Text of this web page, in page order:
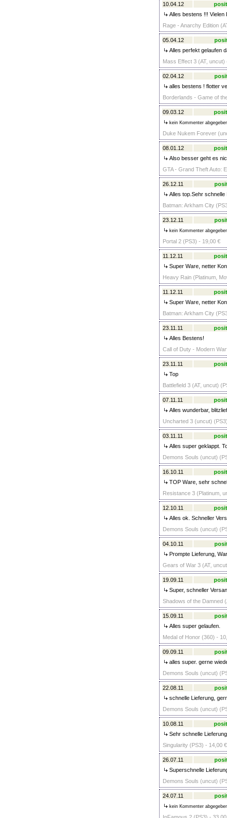
10.04.12
Alles bestens !!! Vielen
Rage - Anarchy Edition
05.04.12
Alles perfekt gelaufen
Mass Effect 3 (AT, uncut)
02.04.12
alles bestens ! flotter
Borderlands - Game of
09.03.12
kein Kommenter
Duke Nukem Forever
08.01.12
Also besser geht es
GTA - Grand Theft Auto:
26.12.11
Alles top.Sehr schnelle
Batman: Arkham City
23.12.11
kein Kommenter
Portal 2 (PS3) - 19,00 €
11.12.11
Super Ware, netter
Heavy Rain (Platinum,
11.12.11
Super Ware, netter
Batman: Arkham City
23.11.11
Alles Bestens!
Call of Duty - Modern
23.11.11
Top
Battlefield 3 (AT, uncut)
07.11.11
Alles wunderbar,
Uncharted 3 (uncut)
03.11.11
Alles super geklappt.
Demons Souls (uncut)
16.10.11
TOP Ware, sehr
Resistance 3 (Platinum,
12.10.11
Alles ok. Schneller
Demons Souls (uncut)
04.10.11
Prompte Lieferung,
Gears of War 3 (AT,
19.09.11
Super, schneller
Shadows of the Damned
15.09.11
Alles super gelaufen.
Medal of Honor (360) -
09.09.11
alles super. gerne
Demons Souls (uncut)
22.08.11
schnelle Lieferung,
Demons Souls (uncut)
10.08.11
Sehr schnelle
Singularity (PS3) - 14,00 €
26.07.11
Superschnelle
Demons Souls (uncut)
24.07.11
kein Kommenter